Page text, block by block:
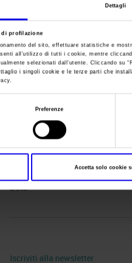
Dettagli
di profilazione
del sito, effettuare statistiche e
all’utilizzo di tutti i cookie, mentre
selezionati dall’utente. Cliccando su “
i singoli cookie e le terze parti che
Preferenze
Accetta solo cookie
Sei in:Manifestazione
Data -
Iscriviti alla newsletter